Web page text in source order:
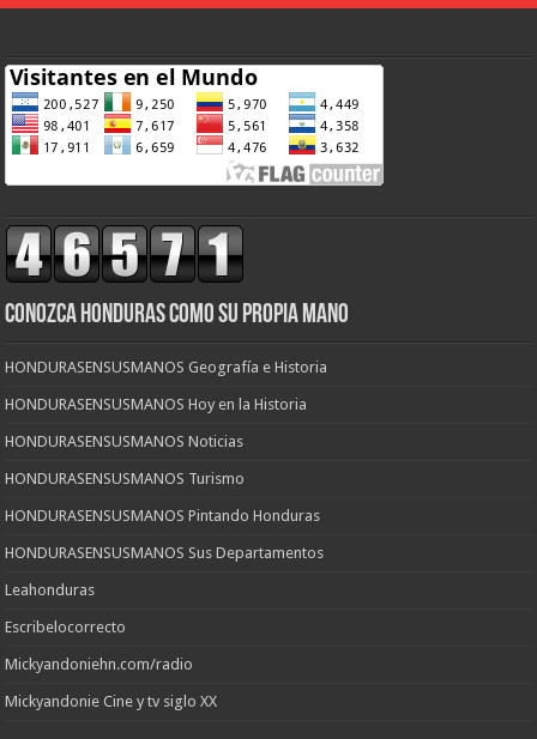
CONOZCA HONDURAS COMO SU PROPIA MANO
HONDURASENSUSMANOS Geografía e Historia
HONDURASENSUSMANOS Hoy en la Historia
HONDURASENSUSMANOS Noticias
HONDURASENSUSMANOS Turismo
HONDURASENSUSMANOS Pintando Honduras
HONDURASENSUSMANOS Sus Departamentos
Leahonduras
Escribelocorrecto
Mickyandoniehn.com/radio
Mickyandonie Cine y tv siglo XX